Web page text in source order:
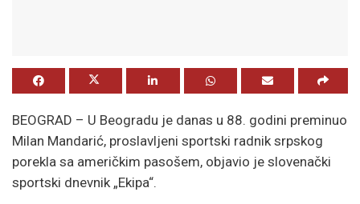
BEOGRAD – U Beogradu je danas u 88. godini preminuo
Milan Mandarić, proslavljeni sportski radnik srpskog
porekla sa američkim pasošem, objavio je slovenački
sportski dnevnik „Ekipa“.